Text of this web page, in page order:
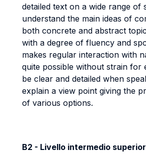
detailed text on a wide range of
understand the main ideas of
both concrete and abstract
with a degree of fluency and
makes regular interaction with
quite possible without strain for
be clear and detailed when
explain a view point giving the
of various options.
B2 - Livello intermedio